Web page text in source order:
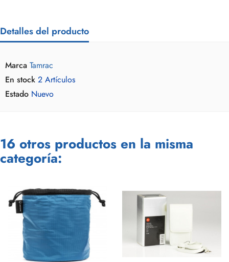
Detalles del producto
Marca Tamrac
En stock 2 Artículos
Estado Nuevo
16 otros productos en la misma
categoría: